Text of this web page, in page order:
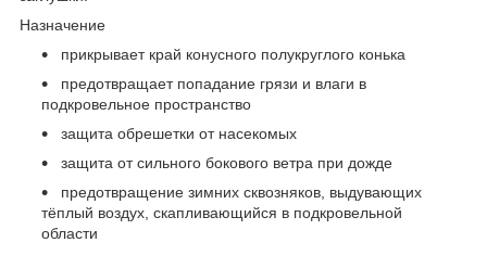
Назначение
прикрывает край конусного полукруглого конька
предотвращает попадание грязи и влаги в
подкровельное пространство
защита обрешетки от насекомых
защита от сильного бокового ветра при дожде
предотвращение зимних сквозняков, выдувающих
тёплый воздух, скапливающийся в подкровельной
области